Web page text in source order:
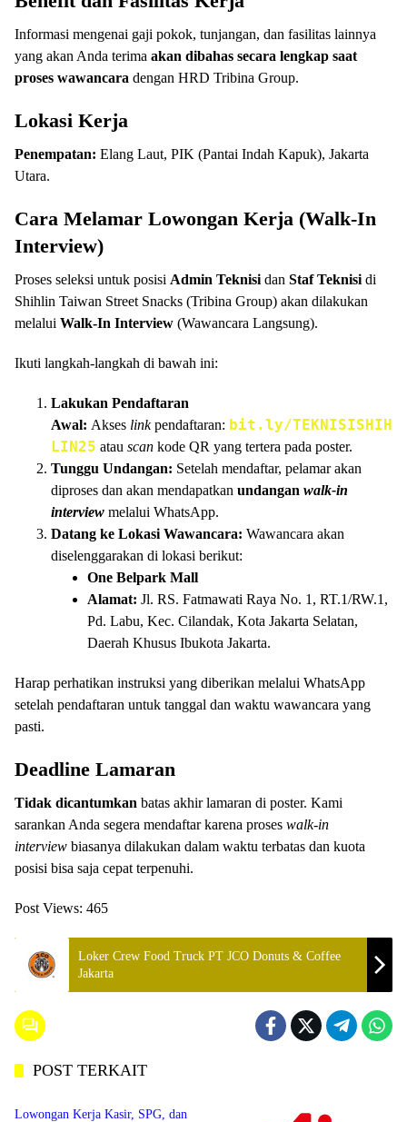
Informasi mengenai gaji pokok, tunjangan, dan fasilitas lainnya
yang akan Anda terima akan dibahas secara lengkap saat
proses wawancara dengan HRD Tribina Group.
Lokasi Kerja
Penempatan: Elang Laut, PIK (Pantai Indah Kapuk), Jakarta
Utara.
Cara Melamar Lowongan Kerja (Walk-In
Interview)
Proses seleksi untuk posisi Admin Teknisi dan Staf Teknisi di
Shihlin Taiwan Street Snacks (Tribina Group) akan dilakukan
melalui Walk-In Interview (Wawancara Langsung).
Ikuti langkah-langkah di bawah ini:
Lakukan Pendaftaran
Awal: Akses linkpendaftaran: bit.ly/TEKNISISHIH
LIN25 atau scan kode QR yang tertera pada poster.
Tunggu Undangan: Setelah mendaftar, pelamar akan
diproses dan akan mendapatkan undangan walk-in
interview melalui WhatsApp.
Datang ke Lokasi Wawancara: Wawancara akan
diselenggarakan di lokasi berikut:
One Belpark Mall
Alamat: Jl. RS. Fatmawati Raya No. 1, RT.1/RW.1,
Pd. Labu, Kec. Cilandak, Kota Jakarta Selatan,
Daerah Khusus Ibukota Jakarta.
Harap perhatikan instruksi yang diberikan melalui WhatsApp
setelah pendaftaran untuk tanggal dan waktu wawancara yang
pasti.
Deadline Lamaran
Tidak dicantumkan batas akhir lamaran di poster. Kami
sarankan Anda segera mendaftar karena proses walk-in
interview biasanya dilakukan dalam waktu terbatas dan kuota
posisi bisa saja cepat terpenuhi.
Post Views: 465
Loker Crew Food Truck PT JCO Donuts & Coffee
Jakarta
POST TERKAIT
SMA/SMK
Lowongan Kerja Kasir, SPG, dan